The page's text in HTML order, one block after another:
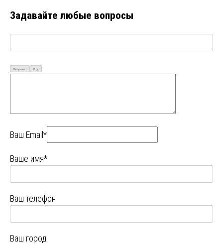
Задавайте любые вопросы
Визуально Код
Ваш Email*
Ваше имя*
Ваш телефон
Ваш город